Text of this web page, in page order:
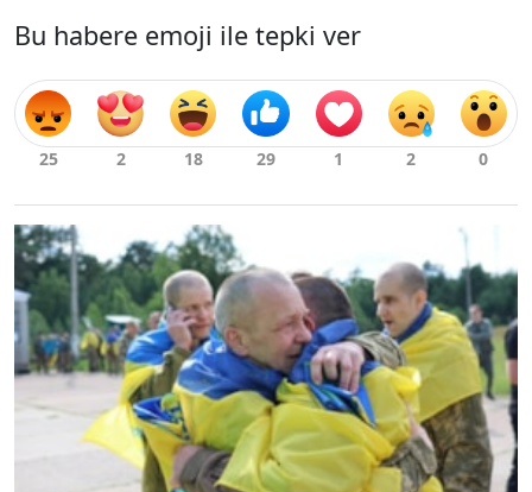
Bu habere emoji ile tepki ver